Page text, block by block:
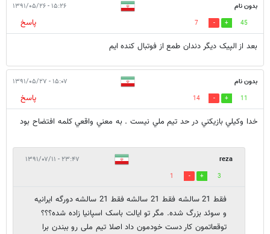
بدون نام ۱۵:۲۶ - ۱۳۹۱/۰۵/۲۶
45
7
پاسخ
بعد از الپیک دیگر دندان طمع از فوتبال کنده ایم
بدون نام ۱۵:۰۷ - ۱۳۹۱/۰۵/۲۷
11
14
پاسخ
خدا وكيلي بازيكني در حد تيم ملي نيست . به معني واقعي كلمه افتضاح بود
reza ۲۳:۴۷ - ۱۳۹۱/۰۷/۱۱
3
1
فقط 21 سالشه فقط 21 سالشه فقط 21 سالشه دورگه ایرانیه
و سوئد بزرگ شده. مگر تو ایالت باسک اسپانیا زاده شده؟؟؟
توقعاتمون کار دست خودمون داد اصلا تیم ملی رو ببندن برا